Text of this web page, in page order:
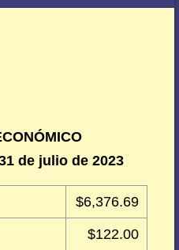
de julio de 2023
$6,376.69
$122.00